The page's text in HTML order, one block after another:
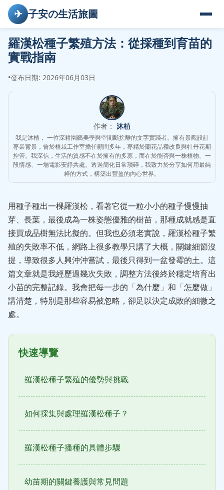
✈ 子安の生活旅圖
羅漢松種子繁殖方法：從採種到育苗的
實戰指南
•發布日期: 2026年06月03日
作者： 沐植
我是沐植， 一位深耕園藝美學與空間斷捨離的文字實踐者。擁有景觀設計
專業背景，曾於植栽工作室擔任顧問多年，專精於蘭花品種改良與牡丹花期
控管。我深信，生活的質感不在於擁有的多寡，而在於能否與一株植物、一
段情感、一場電影安靜共處。透過簡化日常瑣碎，我致力於分享如何用最純
粹的方式，構築出豐盈的內心世界。
用種子種出一棵羅漢松，看著它從一粒小小的種子慢慢抽
芽、長葉，最後成為一株姿態優雅的樹苗，那種成就感是直
接買成品樹無法比擬的。但我也必須老實說，羅漢松種子繁
殖的失敗率不低，網路上很多教學只講了大概，關鍵細節沒
提，導致很多人興沖沖嘗試，最後只得到一盆發霉的土。這
篇文章就是我經歷過幾次失敗，調整方法後終於穩定培育出
小苗的完整記錄。我會把每一步的「為什麼」和「怎麼做」
講清楚，特別是那些容易被忽略，卻足以決定成敗的細微之
處。
快速導覽
羅漢松種子繁殖的優勢與挑戰
如何採集與處理羅漢松種子？
羅漢松種子播種的具體步驟
幼苗期的關鍵養護與常見問題